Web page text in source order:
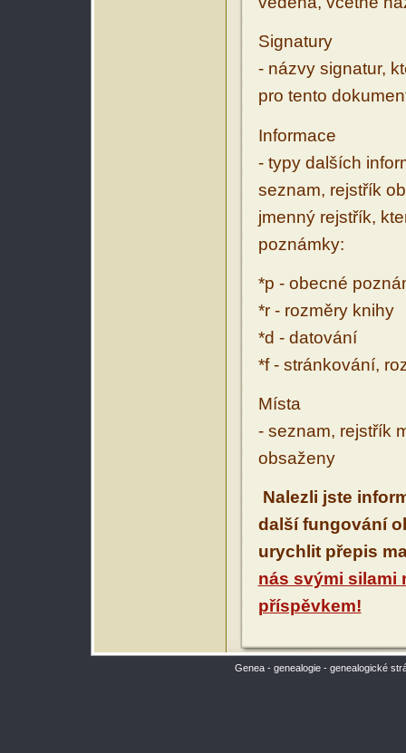
Signatury
- názvy signatur,
pro tento
Informace
- typy dalších
seznam, rejstřík
jmenný rejstřík,
poznámky:
*p - obecné
*r - rozměry knihy
*d - datování
*f - stránkování,
Místa
- seznam, rejstřík
obsaženy
Nalezli jste
další fungování
urychlit přepis
nás svými silami
příspěvkem!
Genea - genealogie - genealogické